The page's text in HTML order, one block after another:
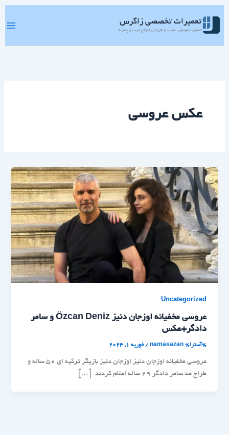
پرش
محتوا
تعمیرات تخصصی زاگرس
تعمیر، تعویض، نصب و فروش انواع درب و پنجره
عکس عروسی
Uncategorized
عروسی مخفیانه اوزجان دنیز Özcan Deniz و سامر
دادگر+عکس
%آسترا% namasazan
/فوریه 1, 2023
عروسی مخفیانه اوزجان دنیز اوزجان دنیز بازیگر ترکیه ای 50 ساله و
طراح مد سامر دادگر 29 ساله اعلام کردند. […]